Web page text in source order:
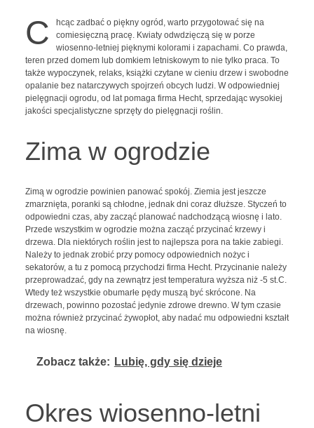
C
hcąc zadbać o piękny ogród, warto przygotować się na
comiesięczną pracę. Kwiaty odwdzięczą się w porze
wiosenno-letniej pięknymi kolorami i zapachami. Co prawda,
teren przed domem lub domkiem letniskowym to nie tylko praca. To
także wypoczynek, relaks, książki czytane w cieniu drzew i swobodne
opalanie bez natarczywych spojrzeń obcych ludzi. W odpowiedniej
pielęgnacji ogrodu, od lat pomaga firma Hecht, sprzedając wysokiej
jakości specjalistyczne sprzęty do pielęgnacji roślin.
Zima w ogrodzie
Zimą w ogrodzie powinien panować spokój. Ziemia jest jeszcze
zmarznięta, poranki są chłodne, jednak dni coraz dłuższe. Styczeń to
odpowiedni czas, aby zacząć planować nadchodzącą wiosnę i lato.
Przede wszystkim w ogrodzie można zacząć przycinać krzewy i
drzewa. Dla niektórych roślin jest to najlepsza pora na takie zabiegi.
Należy to jednak zrobić przy pomocy odpowiednich nożyc i
sekatorów, a tu z pomocą przychodzi firma Hecht. Przycinanie należy
przeprowadzać, gdy na zewnątrz jest temperatura wyższa niż -5 st.C.
Wtedy też wszystkie obumarłe pędy muszą być skrócone. Na
drzewach, powinno pozostać jedynie zdrowe drewno. W tym czasie
można również przycinać żywopłot, aby nadać mu odpowiedni kształt
na wiosnę.
Zobacz także: Lubię, gdy się dzieje
Okres wiosenno-letni